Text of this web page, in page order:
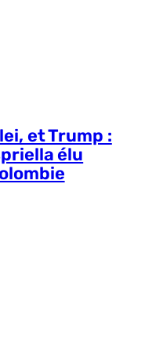
et Trump :
élu